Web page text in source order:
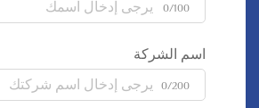
0/100
اسم الشركة
0/200